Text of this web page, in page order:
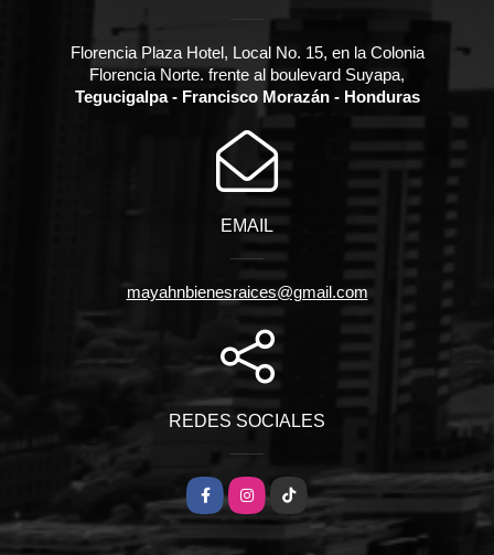
Florencia Plaza Hotel, Local No. 15, en la Colonia
Florencia Norte. frente al boulevard Suyapa,
Tegucigalpa - Francisco Morazán - Honduras
EMAIL
mayahnbienesraices@gmail.com
REDES SOCIALES
FacebookInstagramTikTok